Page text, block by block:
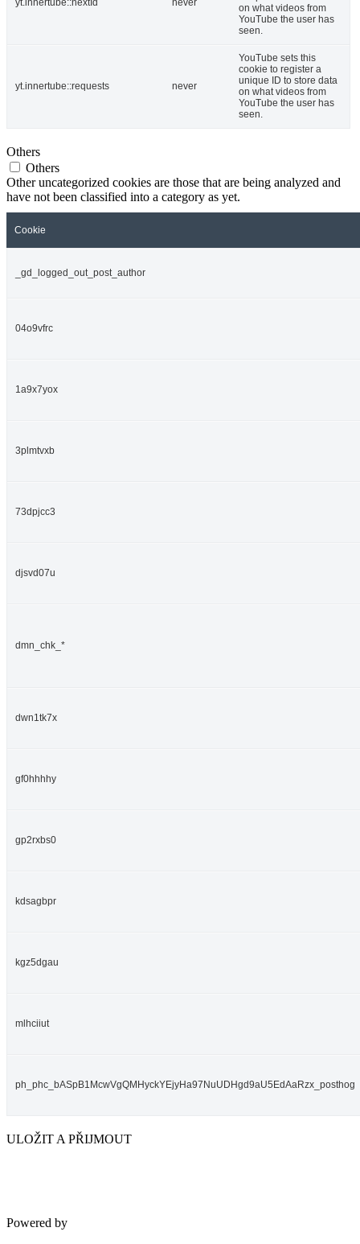
on what videos from
YouTube the user has
seen.
yt.innertube::requests never
YouTube sets this
cookie to register a
unique ID to store data
on what videos from
YouTube the user has
seen.
Others
Others
Other uncategorized cookies are those that are being analyzed and
have not been classified into a category as yet.
Cookie
_gd_logged_out_post_author
04o9vfrc
1a9x7yox
3plmtvxb
73dpjcc3
djsvd07u
dmn_chk_*
dwn1tk7x
gf0hhhhy
gp2rxbs0
kdsagbpr
kgz5dgau
mlhciiut
ph_phc_bASpB1McwVgQMHyckYEjyHa97NuUDHgd9aU5EdAaRzx_posthog
ULOŽIT A PŘIJMOUT
Powered by